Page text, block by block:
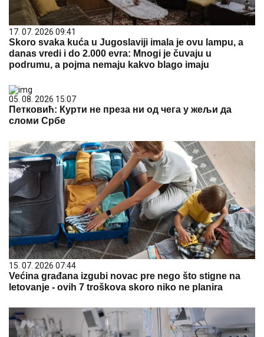
17. 07. 2026 09:41
Skoro svaka kuća u Jugoslaviji imala je ovu lampu, a
danas vredi i do 2.000 evra: Mnogi je čuvaju u
podrumu, a pojma nemaju kakvo blago imaju
05. 08. 2026 15:07
Петковић: Курти не преза ни од чега у жељи да
сломи Србе
15. 07. 2026 07:44
Većina građana izgubi novac pre nego što stigne na
letovanje - ovih 7 troškova skoro niko ne planira